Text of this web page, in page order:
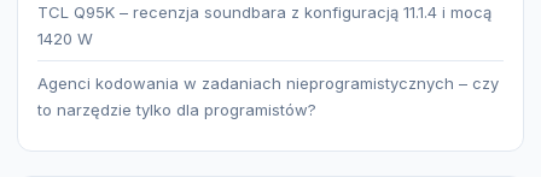
TCL Q95K – recenzja soundbara z konfiguracją 11.1.4 i mocą
1420 W
Agenci kodowania w zadaniach nieprogramistycznych – czy
to narzędzie tylko dla programistów?